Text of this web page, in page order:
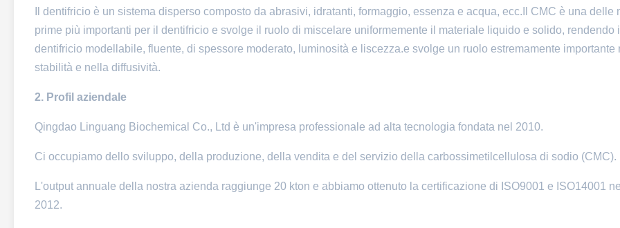
Il dentifricio è un sistema disperso composto da abrasivi, idratanti, formaggio, essenza e acqua, ecc.Il CMC è una delle
prime più importanti per il dentifricio e svolge il ruolo di miscelare uniformemente il materiale liquido e solido, rendendo il
dentifricio modellabile, fluente, di spessore moderato, luminosità e liscezza.e svolge un ruolo estremamente importante
stabilità e nella diffusività.
2. Profil aziendale
Qingdao Linguang Biochemical Co., Ltd è un'impresa professionale ad alta tecnologia fondata nel 2010.
Ci occupiamo dello sviluppo, della produzione, della vendita e del servizio della carbossimetilcellulosa di sodio (CMC).
L'output annuale della nostra azienda raggiunge 20 kton e abbiamo ottenuto la certificazione di ISO9001 e ISO14001 nel
2012.